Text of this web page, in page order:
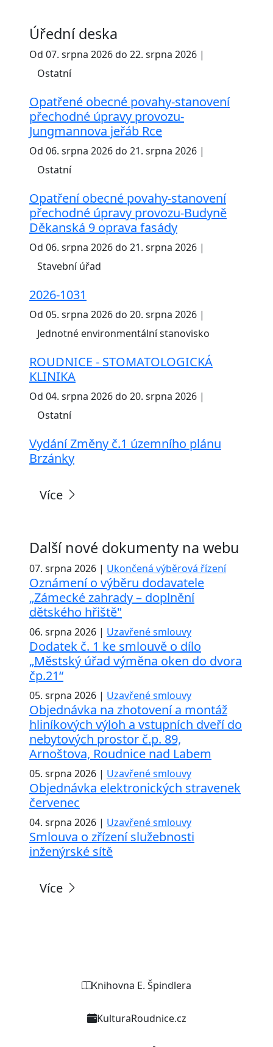
Úřední deska
Od 07. srpna 2026 do 22. srpna 2026 |
Ostatní
Opatřené obecné povahy-stanovení
přechodné úpravy provozu-
Jungmannova jeřáb Rce
Od 06. srpna 2026 do 21. srpna 2026 |
Ostatní
Opatření obecné povahy-stanovení
přechodné úpravy provozu-Budyně
Děkanská 9 oprava fasády
Od 06. srpna 2026 do 21. srpna 2026 |
Stavební úřad
2026-1031
Od 05. srpna 2026 do 20. srpna 2026 |
Jednotné environmentální stanovisko
ROUDNICE - STOMATOLOGICKÁ
KLINIKA
Od 04. srpna 2026 do 20. srpna 2026 |
Ostatní
Vydání Změny č.1 územního plánu
Brzánky
Více
Další nové dokumenty na webu
07. srpna 2026 | Ukončená výběrová řízení
Oznámení o výběru dodavatele
„Zámecké zahrady – doplnění
dětského hřiště"
06. srpna 2026 | Uzavřené smlouvy
Dodatek č. 1 ke smlouvě o dílo
„Městský úřad výměna oken do dvora
čp.21“
05. srpna 2026 | Uzavřené smlouvy
Objednávka na zhotovení a montáž
hliníkových výloh a vstupních dveří do
nebytových prostor č.p. 89,
Arnoštova, Roudnice nad Labem
05. srpna 2026 | Uzavřené smlouvy
Objednávka elektronických stravenek
červenec
04. srpna 2026 | Uzavřené smlouvy
Smlouva o zřízení služebnosti
inženýrské sítě
Více
Knihovna E. Špindlera
KulturaRoudnice.cz